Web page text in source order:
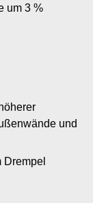
um 3 %
und